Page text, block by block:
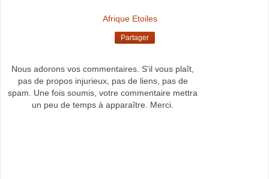
Afrique Etoiles
Partager
Nous adorons vos commentaires. S'il vous plaît,
pas de propos injurieux, pas de liens, pas de
spam. Une fois soumis, votre commentaire mettra
un peu de temps à apparaître. Merci.